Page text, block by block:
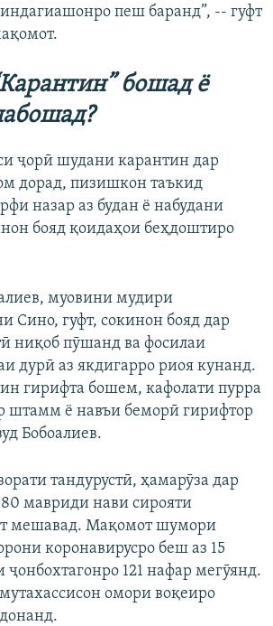
пеш баранд”, -- гуфт
бошад ё
ҷорӣ шудани карантин дар
дорад, пизишкон таъкид
назар аз будан ё набудани
бояд қоидаҳои беҳдоштиро
муовини мудири
Сино, гуфт, сокинон бояд дар
ниқоб пӯшанд ва фосилаи
дурӣ аз якдигарро риоя кунанд.
гирифта бошем, кафолати пурра
штамм ё навъи беморӣ гирифтор
Бобоалиев.
тандурустӣ, ҳамарӯза дар
мавриди нави сирояти
мешавад. Мақомот шумори
коронавирусро беш аз 15
121 нафар мегӯянд.
омори воқеиро